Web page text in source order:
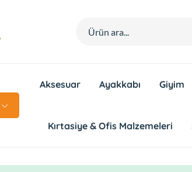
Aksesuar Ayakkabı Giyim
Kırtasiye & Ofis Malzemeleri